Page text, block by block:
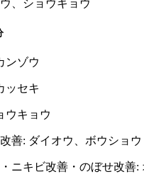
、ショウキョウ
ンゾウ
ッセキ
ウキョウ
善: ダイオウ、ボウショウ
ニキビ改善・のぼせ改善: